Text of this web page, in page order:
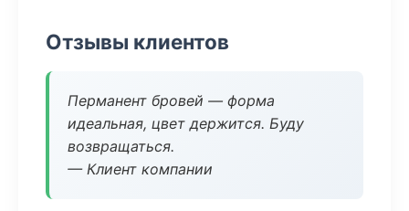
Отзывы клиентов
Перманент бровей — форма
идеальная, цвет держится. Буду
возвращаться.
— Клиент компании